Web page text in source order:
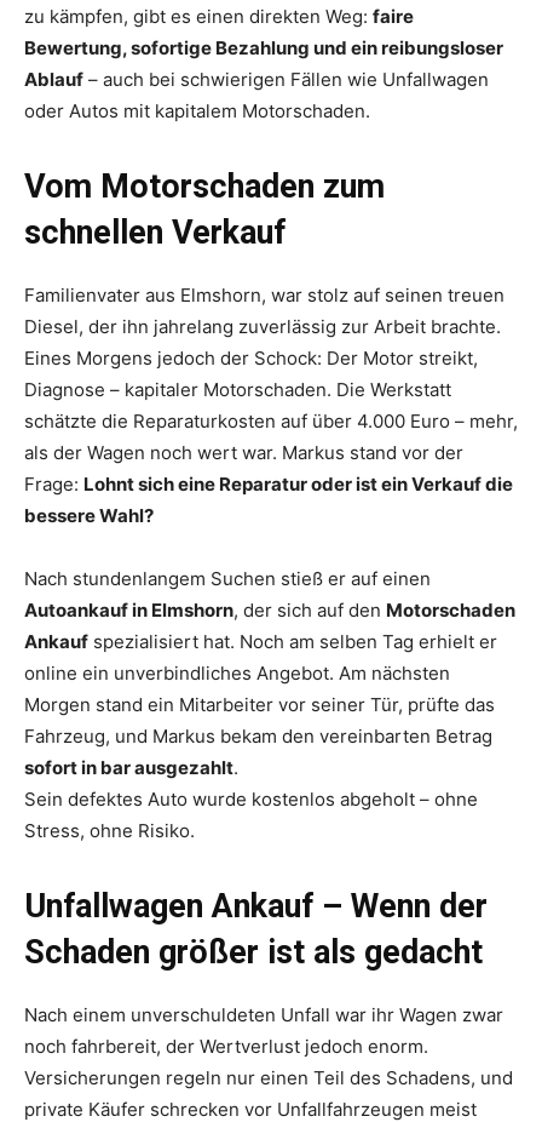
zu kämpfen, gibt es einen direkten Weg: faire
Bewertung, sofortige Bezahlung und ein reibungsloser
Ablauf – auch bei schwierigen Fällen wie Unfallwagen
oder Autos mit kapitalem Motorschaden.
Vom Motorschaden zum
schnellen Verkauf
Familienvater aus Elmshorn, war stolz auf seinen treuen
Diesel, der ihn jahrelang zuverlässig zur Arbeit brachte.
Eines Morgens jedoch der Schock: Der Motor streikt,
Diagnose – kapitaler Motorschaden. Die Werkstatt
schätzte die Reparaturkosten auf über 4.000 Euro – mehr,
als der Wagen noch wert war. Markus stand vor der
Frage: Lohnt sich eine Reparatur oder ist ein Verkauf die
bessere Wahl?
Nach stundenlangem Suchen stieß er auf einen
Autoankauf in Elmshorn, der sich auf den Motorschaden
Ankauf spezialisiert hat. Noch am selben Tag erhielt er
online ein unverbindliches Angebot. Am nächsten
Morgen stand ein Mitarbeiter vor seiner Tür, prüfte das
Fahrzeug, und Markus bekam den vereinbarten Betrag
sofort in bar ausgezahlt.
Sein defektes Auto wurde kostenlos abgeholt – ohne
Stress, ohne Risiko.
Unfallwagen Ankauf – Wenn der
Schaden größer ist als gedacht
Nach einem unverschuldeten Unfall war ihr Wagen zwar
noch fahrbereit, der Wertverlust jedoch enorm.
Versicherungen regeln nur einen Teil des Schadens, und
private Käufer schrecken vor Unfallfahrzeugen meist